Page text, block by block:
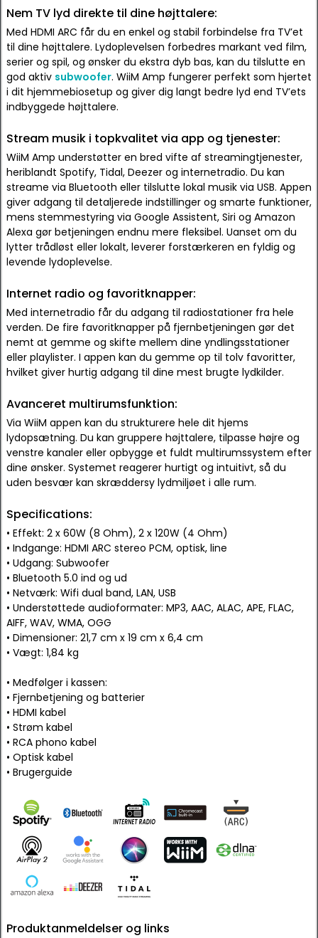
Nem TV lyd direkte til dine højttalere:
Med HDMI ARC får du en enkel og stabil forbindelse fra TV’et
til dine højttalere. Lydoplevelsen forbedres markant ved film,
serier og spil, og ønsker du ekstra dyb bas, kan du tilslutte en
god aktiv subwoofer. WiiM Amp fungerer perfekt som hjertet
i dit hjemmebiosetup og giver dig langt bedre lyd end TV’ets
indbyggede højttalere.
Stream musik i topkvalitet via app og tjenester:
WiiM Amp understøtter en bred vifte af streamingtjenester,
heriblandt Spotify, Tidal, Deezer og internetradio. Du kan
streame via Bluetooth eller tilslutte lokal musik via USB. Appen
giver adgang til detaljerede indstillinger og smarte funktioner,
mens stemmestyring via Google Assistent, Siri og Amazon
Alexa gør betjeningen endnu mere fleksibel. Uanset om du
lytter trådløst eller lokalt, leverer forstærkeren en fyldig og
levende lydoplevelse.
Internet radio og favoritknapper:
Med internetradio får du adgang til radiostationer fra hele
verden. De fire favoritknapper på fjernbetjeningen gør det
nemt at gemme og skifte mellem dine yndlingsstationer
eller playlister. I appen kan du gemme op til tolv favoritter,
hvilket giver hurtig adgang til dine mest brugte lydkilder.
Avanceret multirumsfunktion:
Via WiiM appen kan du strukturere hele dit hjems
lydopsætning. Du kan gruppere højttalere, tilpasse højre og
venstre kanaler eller opbygge et fuldt multirumssystem efter
dine ønsker. Systemet reagerer hurtigt og intuitivt, så du
uden besvær kan skræddersy lydmiljøet i alle rum.
Specifications:
• Effekt: 2 x 60W (8 Ohm), 2 x 120W (4 Ohm)
• Indgange: HDMI ARC stereo PCM, optisk, line
• Udgang: Subwoofer
• Bluetooth 5.0 ind og ud
• Netværk: Wifi dual band, LAN, USB
• Understøttede audioformater: MP3, AAC, ALAC, APE, FLAC,
AIFF, WAV, WMA, OGG
• Dimensioner: 21,7 cm x 19 cm x 6,4 cm
• Vægt: 1,84 kg
• Medfølger i kassen:
• Fjernbetjening og batterier
• HDMI kabel
• Strøm kabel
• RCA phono kabel
• Optisk kabel
• Brugerguide
Produktanmeldelser og links